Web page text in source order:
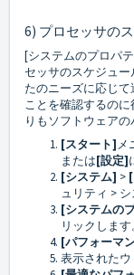
6) プロセッサの
[システムのプロパ
セッサのスケジュ
たのニーズに応じ
ことを確認するの
りもソフトウェア
[スタート]メ
または[設定]
[システム] >
ュリティ >
[システムの
リックします
[パフォーマ
表示されたウ